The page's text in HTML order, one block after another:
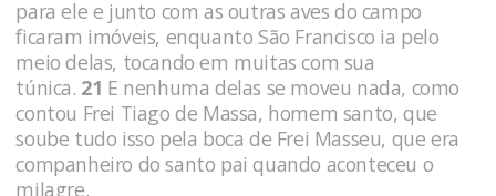
para ele e junto com as outras aves do campo
ficaram imóveis, enquanto São Francisco ia pelo
meio delas, tocando em muitas com sua
túnica. 21 E nenhuma delas se moveu nada, como
contou Frei Tiago de Massa, homem santo, que
soube tudo isso pela boca de Frei Masseu, que era
companheiro do santo pai quando aconteceu o
milagre.